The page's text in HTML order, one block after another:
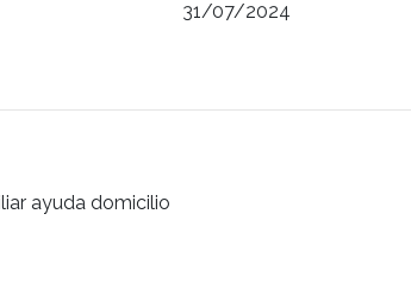
31/07/2024
ayuda domicilio